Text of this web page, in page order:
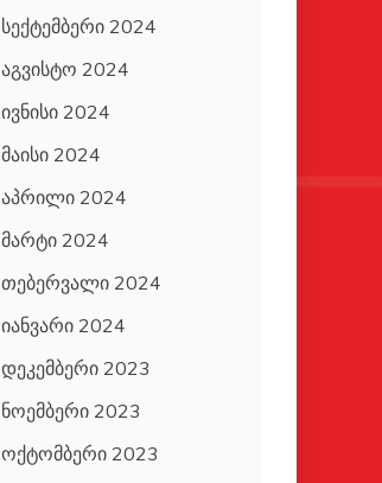
სექტემბერი 2024
აგვისტო 2024
ივნისი 2024
მაისი 2024
აპრილი 2024
მარტი 2024
თებერვალი 2024
იანვარი 2024
დეკემბერი 2023
ნოემბერი 2023
ოქტომბერი 2023